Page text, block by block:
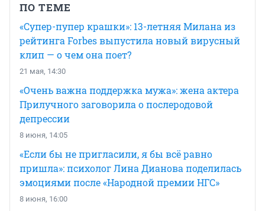
ПО ТЕМЕ
«Супер-пупер крашки»: 13-летняя Милана из
рейтинга Forbes выпустила новый вирусный
клип — о чем она поет?
21 мая, 14:30
«Очень важна поддержка мужа»: жена актера
Прилучного заговорила о послеродовой
депрессии
8 июня, 14:05
«Если бы не пригласили, я бы всё равно
пришла»: психолог Лина Дианова поделилась
эмоциями после «Народной премии НГС»
8 июня, 16:00